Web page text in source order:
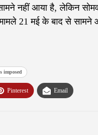
नहीं आया है, लेकिन
21 मई के बाद से सामने
imposed
Pinterest Email